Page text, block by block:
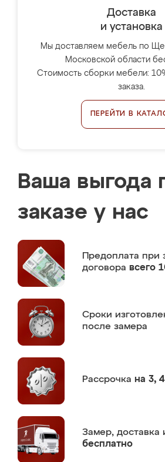
Доставка
и установка
Мы доставляем мебель по
Московской области
Стоимость сборки мебели:
заказа.
ПЕРЕЙТИ В
Ваша выгода
заказе у нас
Предоплата при
договора всего
Сроки
после замера
Рассрочка на 3,
Замер, доставка
бесплатно